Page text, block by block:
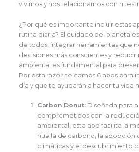
vivimos y nos relacionamos con
¿Por qué es importante incluir estas
rutina diaria? El cuidado del planeta
de todos, integrar herramientas que
decisiones más conscientes y
ambiental es fundamental para
Por esta razón te damos 6 apps para
día y que te ayudarán a hacer tu vida
Carbon Donut: Diseñada para
comprometidos con la
ambiental, esta app facilita la
huella de carbono, la adopción
climáticas y el descubrimiento